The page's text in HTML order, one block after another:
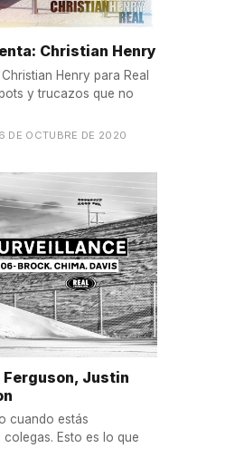
Christian Henry
Henry para Real
y trucazos que no
DE OCTUBRE DE 2020
Justin
cuando estás
Esto es lo que